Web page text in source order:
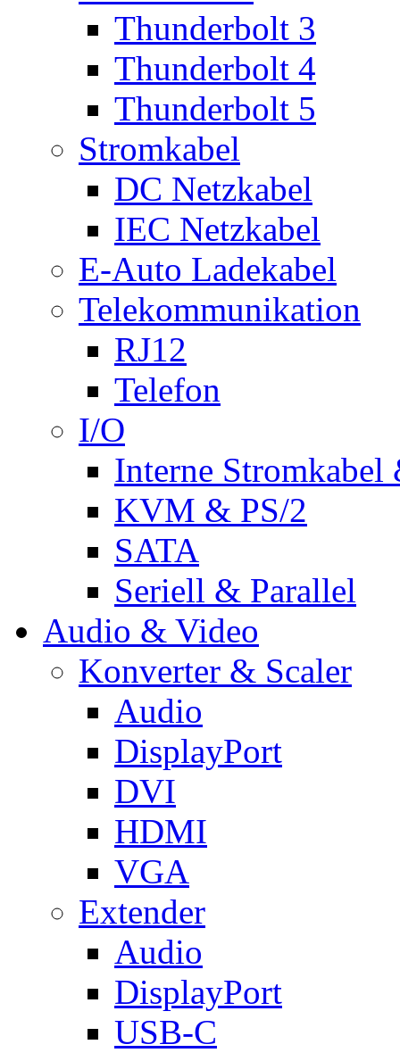
Thunderbolt 3
Thunderbolt 4
Thunderbolt 5
Stromkabel
DC Netzkabel
IEC Netzkabel
E-Auto Ladekabel
Telekommunikation
RJ12
Telefon
I/O
Interne Stromkabel
KVM & PS/2
SATA
Seriell & Parallel
Audio & Video
Konverter & Scaler
Audio
DisplayPort
DVI
HDMI
VGA
Extender
Audio
DisplayPort
USB-C